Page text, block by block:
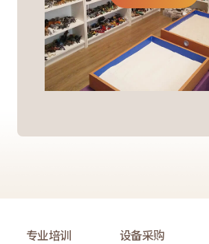
专业培训 设备采购